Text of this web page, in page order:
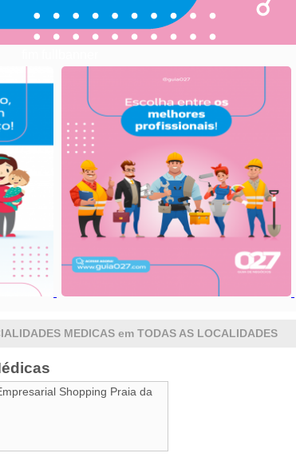
MEDICAS em TODAS AS LOCALIDADES
Shopping Praia da